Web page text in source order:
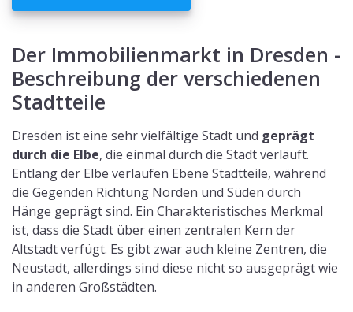
Der Immobilienmarkt in Dresden -
Beschreibung der verschiedenen
Stadtteile
Dresden ist eine sehr vielfältige Stadt und geprägt
durch die Elbe, die einmal durch die Stadt verläuft.
Entlang der Elbe verlaufen Ebene Stadtteile, während
die Gegenden Richtung Norden und Süden durch
Hänge geprägt sind. Ein Charakteristisches Merkmal
ist, dass die Stadt über einen zentralen Kern der
Altstadt verfügt. Es gibt zwar auch kleine Zentren, die
Neustadt, allerdings sind diese nicht so ausgeprägt wie
in anderen Großstädten.